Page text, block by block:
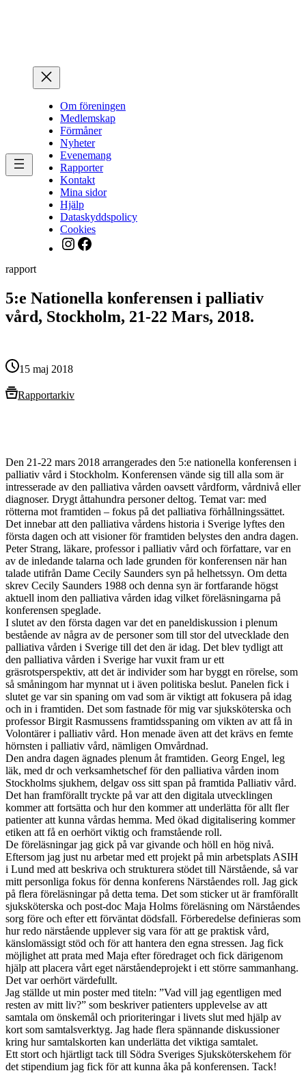
Om föreningen
Medlemskap
Förmåner
Nyheter
Evenemang
Rapporter
Kontakt
Mina sidor
Hjälp
Dataskyddspolicy
Cookies
Instagram
Facebook
rapport
5:e Nationella konferensen i palliativ
vård, Stockholm, 21-22 Mars, 2018.
15 maj 2018
Rapportarkiv
Den 21-22 mars 2018 arrangerades den 5:e nationella konferensen i
palliativ vård i Stockholm. Konferensen vände sig till alla som är
intresserade av den palliativa vården oavsett vårdform, vårdnivå eller
diagnoser. Drygt åttahundra personer deltog. Temat var: med
rötterna mot framtiden – fokus på det palliativa förhållningssättet.
Det innebar att den palliativa vårdens historia i Sverige lyftes den
första dagen och att visioner för framtiden belystes den andra dagen.
Peter Strang, läkare, professor i palliativ vård och författare, var en
av de inledande talarna och lade grunden för konferensen när han
talade utifrån Dame Cecily Saunders syn på helhetssyn. Om detta
skrev Cecily Saunders 1988 och denna syn är fortfarande högst
aktuell inom den palliativa vården idag vilket föreläsningarna på
konferensen speglade.
I slutet av den första dagen var det en paneldiskussion i plenum
bestående av några av de personer som till stor del utvecklade den
palliativa vården i Sverige till det den är idag. Det blev tydligt att
den palliativa vården i Sverige har vuxit fram ur ett
gräsrotsperspektiv, att det är individer som har byggt en rörelse, som
så småningom har mynnat ut i även politiska beslut. Panelen fick i
slutet ge var sin spaning om vad som är viktigt att fokusera på idag
och in i framtiden. Det som fastnade för mig var sjuksköterska och
professor Birgit Rasmussens framtidsspaning om vikten av att få in
Volontärer i palliativ vård. Hon menade även att det krävs en femte
hörnsten i palliativ vård, nämligen Omvårdnad.
Den andra dagen ägnades plenum åt framtiden. Georg Engel, leg
läk, med dr och verksamhetschef för den palliativa vården inom
Stockholms sjukhem, delgav oss sitt span på framtida Palliativ vård.
Det han framförallt tryckte på var att den digitala utvecklingen
kommer att fortsätta och hur den kommer att underlätta för allt fler
patienter att kunna vårdas hemma. Med ökad digitalisering kommer
etiken att få en oerhört viktig och framstående roll.
De föreläsningar jag gick på var givande och höll en hög nivå.
Eftersom jag just nu arbetar med ett projekt på min arbetsplats ASIH
i Lund med att beskriva och strukturera stödet till Närstående, så var
mitt personliga fokus för denna konferens Närståendes roll. Jag gick
på flera föreläsningar på detta tema. Det som sticker ut är framförallt
sjuksköterska och post-doc Maja Holms föreläsning om Närståendes
sorg före och efter ett förväntat dödsfall. Förberedelse definieras som
hur redo närstående upplever sig vara för att ge praktisk vård,
känslomässigt stöd och för att hantera den egna stressen. Jag fick
möjlighet att prata med Maja efter föredraget och fick därigenom
hjälp att placera vårt eget närståendeprojekt i ett större sammanhang.
Det var oerhört värdefullt.
Jag ställde ut min poster med titeln: ”Vad vill jag egentligen med
resten av mitt liv?” som beskriver patienters upplevelse av att
samtala om önskemål och prioriteringar i livets slut med hjälp av
kort som samtalsverktyg. Jag hade flera spännande diskussioner
kring hur samtalskorten kan underlätta det viktiga samtalet.
Ett stort och hjärtligt tack till Södra Sveriges Sjuksköterskehem för
det stipendium jag fick för att kunna åka på konferensen. Tack!